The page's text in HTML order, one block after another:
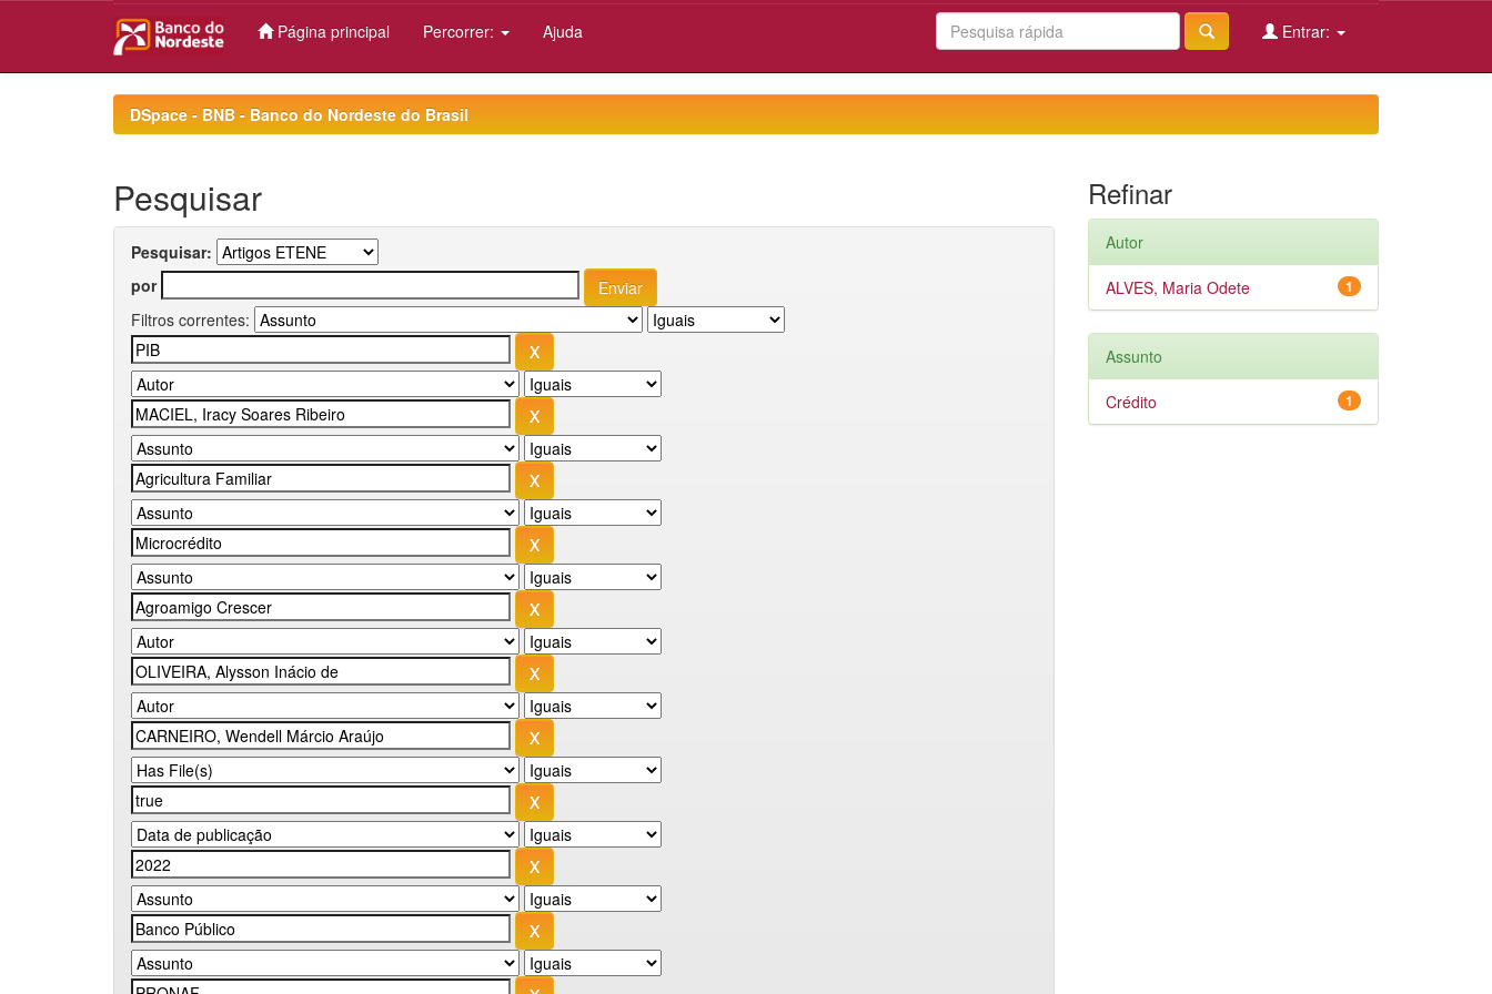
Página principal Percorrer: Ajuda Entrar:
DSpace - BNB - Banco do Nordeste do Brasil
Pesquisar
Pesquisar:
por
Filtros correntes:
Refinar
Autor
1
ALVES, Maria Odete
Assunto
1
Crédito